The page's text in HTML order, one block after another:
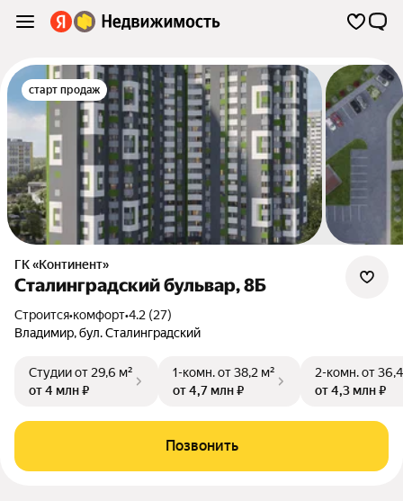
старт продаж
ГК «Континент»
Сталинградский бульвар, 8Б
Строится•комфорт•4.2 (27)
Владимир,бул. Сталинградский
Студииот 29,6 м²
от 4 млн ₽
1-комн.от 38,2 м²
от 4,7 млн ₽
2-комн.от
от 4,3 млн ₽
Позвонить